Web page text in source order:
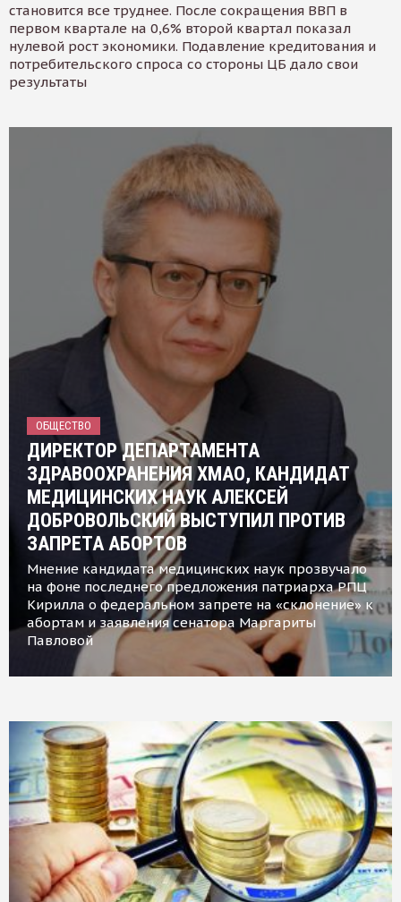
становится все труднее. После сокращения ВВП в
первом квартале на 0,6% второй квартал показал
нулевой рост экономики. Подавление кредитования и
потребительского спроса со стороны ЦБ дало свои
результаты
ОБЩЕСТВО
ДИРЕКТОР ДЕПАРТАМЕНТА
ЗДРАВООХРАНЕНИЯ ХМАО, КАНДИДАТ
МЕДИЦИНСКИХ НАУК АЛЕКСЕЙ
ДОБРОВОЛЬСКИЙ ВЫСТУПИЛ ПРОТИВ
ЗАПРЕТА АБОРТОВ
Мнение кандидата медицинских наук прозвучало
на фоне последнего предложения патриарха РПЦ
Кирилла о федеральном запрете на «склонение» к
абортам и заявления сенатора Маргариты
Павловой